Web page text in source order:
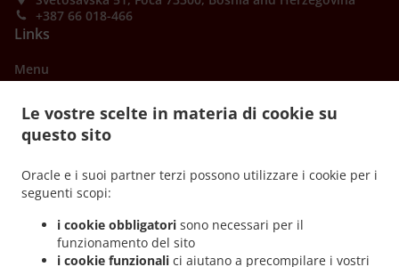
Le vostre scelte in materia di cookie su
questo sito
Oracle e i suoi partner terzi possono utilizzare i cookie per i
seguenti scopi:
i cookie obbligatori sono necessari per il
funzionamento del sito
i cookie funzionali ci aiutano a precompilare i vostri
+387 66 018-466
Links
Menu
Prenotazioni tavoli
Contattaci
Pizza Servizio di consegna Foča . Pizza Servizio di consegna Фоча